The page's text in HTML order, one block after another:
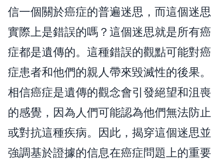
信一個關於癌症的普遍迷思，而這個迷思
實際上是錯誤的嗎？這個迷思就是所有癌
症都是遺傳的。這種錯誤的觀點可能對癌
症患者和他們的親人帶來毀滅性的後果。
相信癌症是遺傳的觀念會引發絕望和沮喪
的感覺，因為人們可能認為他們無法防止
或對抗這種疾病。因此，揭穿這個迷思並
強調基於證據的信息在癌症問題上的重要